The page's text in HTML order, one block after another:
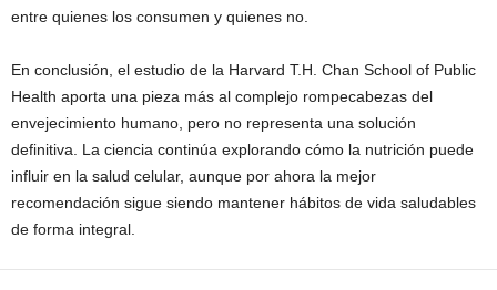
entre quienes los consumen y quienes no.
En conclusión, el estudio de la Harvard T.H. Chan School of Public
Health aporta una pieza más al complejo rompecabezas del
envejecimiento humano, pero no representa una solución
definitiva. La ciencia continúa explorando cómo la nutrición puede
influir en la salud celular, aunque por ahora la mejor
recomendación sigue siendo mantener hábitos de vida saludables
de forma integral.